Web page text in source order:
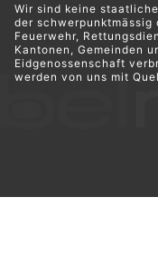
Wir sind keine
der schwerpunktmässig
Feuerwehr,
Kantonen, Gemeinden
Eidgenossenschaft
werden von uns mit